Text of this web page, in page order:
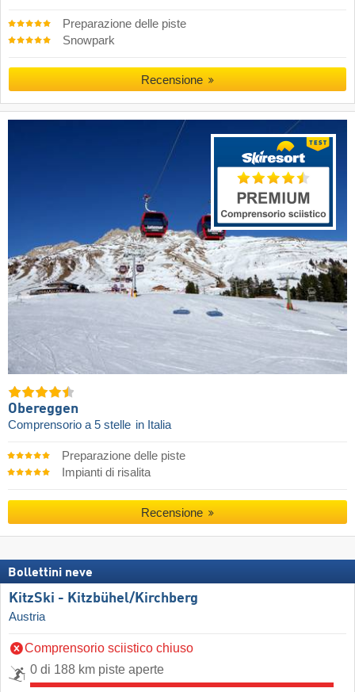
Preparazione delle piste
Snowpark
Recensione
Obereggen
Comprensorio a 5 stelle in Italia
Preparazione delle piste
Impianti di risalita
Recensione
Bollettini neve
KitzSki - Kitzbühel/​Kirchberg
Austria
Comprensorio sciistico chiuso
0 di 188 km piste aperte